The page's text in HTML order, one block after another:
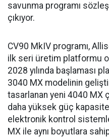
savunma programı
çıkıyor.
CV90 MkIV programı,
ilk seri üretim platformu
2028 yılında başlaması
3040 MX modelinin
tasarlanan yeni 4040 MX
daha yüksek güç
elektronik kontrol
MX ile aynı boyutlara